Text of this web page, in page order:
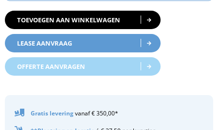
TOEVOEGEN AAN WINKELWAGEN
LEASE AANVRAAG
OFFERTE AANVRAGEN
Gratis leveringvanaf € 350,00*